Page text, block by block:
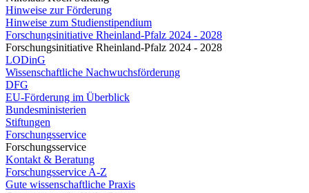
Hinweise zur Förderung
Hinweise zum Studienstipendium
Forschungsinitiative Rheinland-Pfalz 2024 - 2028
Forschungsinitiative Rheinland-Pfalz 2024 - 2028
LODinG
Wissenschaftliche Nachwuchsförderung
DFG
EU-Förderung im Überblick
Bundesministerien
Stiftungen
Forschungsservice
Forschungsservice
Kontakt & Beratung
Forschungsservice A-Z
Gute wissenschaftliche Praxis